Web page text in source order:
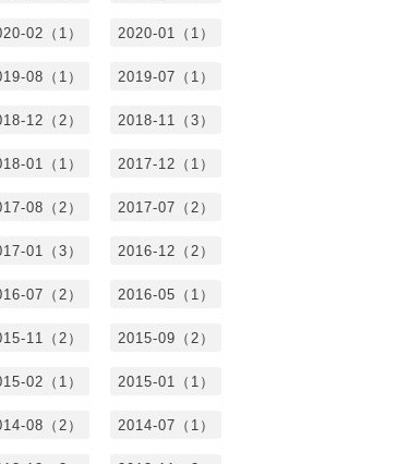
02（1） 2020-01（1）
08（1） 2019-07（1）
12（2） 2018-11（3）
01（1） 2017-12（1）
08（2） 2017-07（2）
01（3） 2016-12（2）
07（2） 2016-05（1）
11（2） 2015-09（2）
02（1） 2015-01（1）
08（2） 2014-07（1）